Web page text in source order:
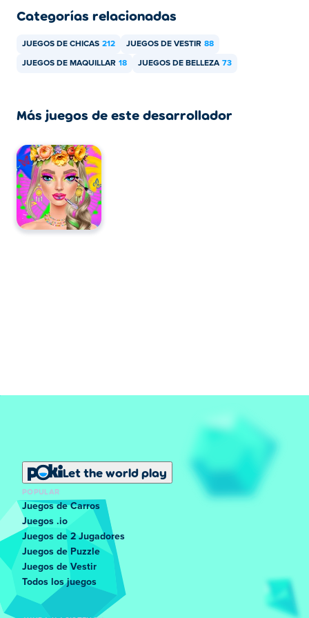
Categorías relacionadas
JUEGOS DE CHICAS 212 JUEGOS DE VESTIR 88
JUEGOS DE MAQUILLAR 18 JUEGOS DE BELLEZA 73
Más juegos de este desarrollador
Let the world play
POPULAR
Juegos de Carros
Juegos .io
Juegos de 2 Jugadores
Juegos de Puzzle
Juegos de Vestir
Todos los juegos